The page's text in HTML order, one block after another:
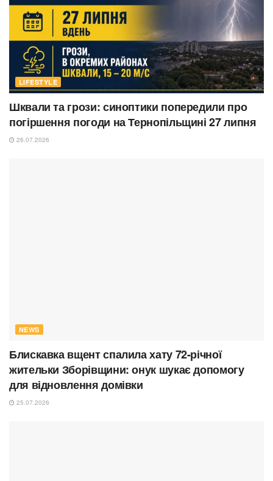
LIFESTYLE
Шквали та грози: синоптики попередили про
погіршення погоди на Тернопільщині 27 липня
26.07.2026
NEWS
Блискавка вщент спалила хату 72-річної
жительки Зборівщини: онук шукає допомогу
для відновлення домівки
25.07.2026